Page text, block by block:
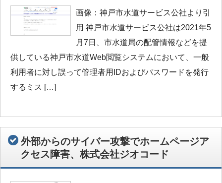
画像：神戸市水道サービス公社より引
用 神戸市水道サービス公社は2021年5
月7日、市水道局の配管情報などを提
供している神戸市水道Web閲覧システムにおいて、一般
利用者に対し誤って管理者用IDおよびパスワードを発行
するミス […]
外部からのサイバー攻撃でホームページア
クセス障害、株式会社ジオコード